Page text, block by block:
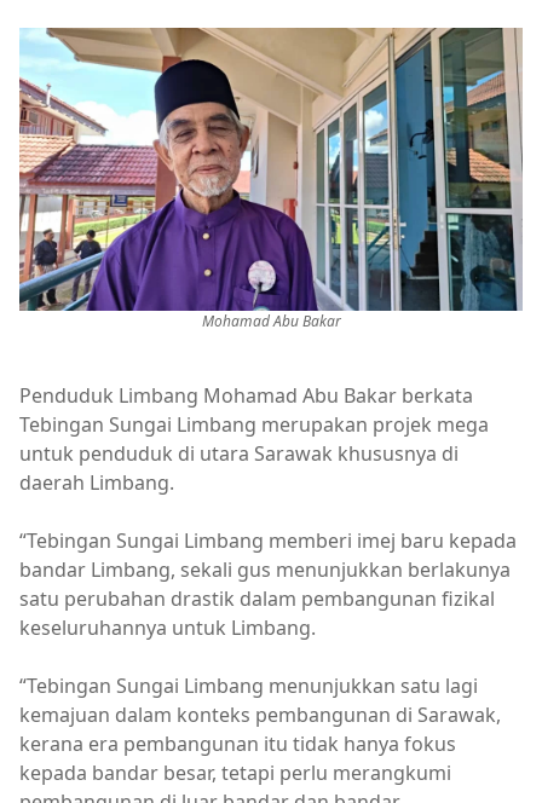
Mohamad Abu Bakar
Penduduk Limbang Mohamad Abu Bakar berkata
Tebingan Sungai Limbang merupakan projek mega
untuk penduduk di utara Sarawak khususnya di
daerah Limbang.
“Tebingan Sungai Limbang memberi imej baru kepada
bandar Limbang, sekali gus menunjukkan berlakunya
satu perubahan drastik dalam pembangunan fizikal
keseluruhannya untuk Limbang.
“Tebingan Sungai Limbang menunjukkan satu lagi
kemajuan dalam konteks pembangunan di Sarawak,
kerana era pembangunan itu tidak hanya fokus
kepada bandar besar, tetapi perlu merangkumi